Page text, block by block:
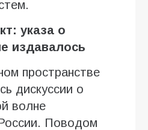
указа о
издавалось
пространстве
дискуссии о
волне
Поводом